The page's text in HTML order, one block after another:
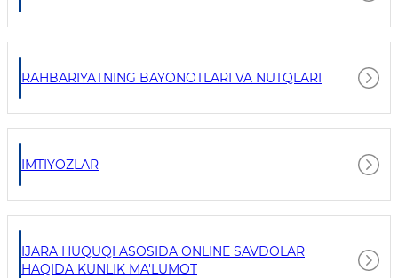
RAHBARIYATNING BAYONOTLARI VA NUTQLARI
IMTIYOZLAR
IJARA HUQUQI ASOSIDA ONLINE SAVDOLAR
HAQIDA KUNLIK MA'LUMOT